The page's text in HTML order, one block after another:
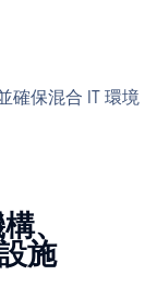
確保混合 IT 環境
、
施